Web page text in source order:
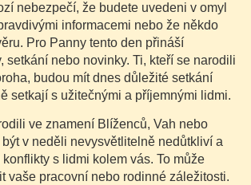
nebezpečí, že budete uvedeni v omyl
informacemi nebo že někdo
Pro Panny tento den přináší
setkání nebo novinky. Ti, kteří se narodili
budou mít dnes důležité setkání
setkají s užitečnými a příjemnými lidmi.
ve znamení Blíženců, Vah nebo
v neděli nevysvětlitelně nedůtkliví a
s lidmi kolem vás. To může
vaše pracovní nebo rodinné záležitosti.